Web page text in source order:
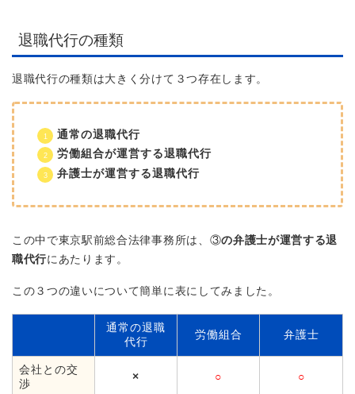
退職代行の種類
退職代行の種類は大きく分けて３つ存在します。
通常の退職代行
労働組合が運営する退職代行
弁護士が運営する退職代行
この中で東京駅前総合法律事務所は、③の弁護士が運営する退
職代行にあたります。
この３つの違いについて簡単に表にしてみました。
通常の退職
代行
労働組合 弁護士
会社との交
渉
× ○ ○